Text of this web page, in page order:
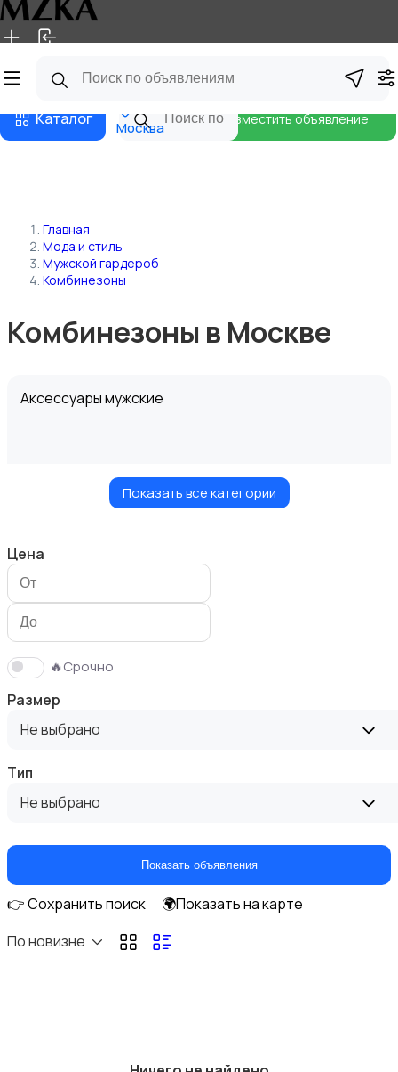
Главная Магазины
Каталог Москва
Разместить объявление
Главная
Мода и стиль
Мужской гардероб
Комбинезоны
Комбинезоны в Москве
Аксессуары мужские
Головные уборы
Комбинезоны
Показать все категории
Цена
🔥Срочно
Размер
Не выбрано
Тип
Не выбрано
Показать объявления
👉 Сохранить поиск
🌍Показать на карте
По новизне